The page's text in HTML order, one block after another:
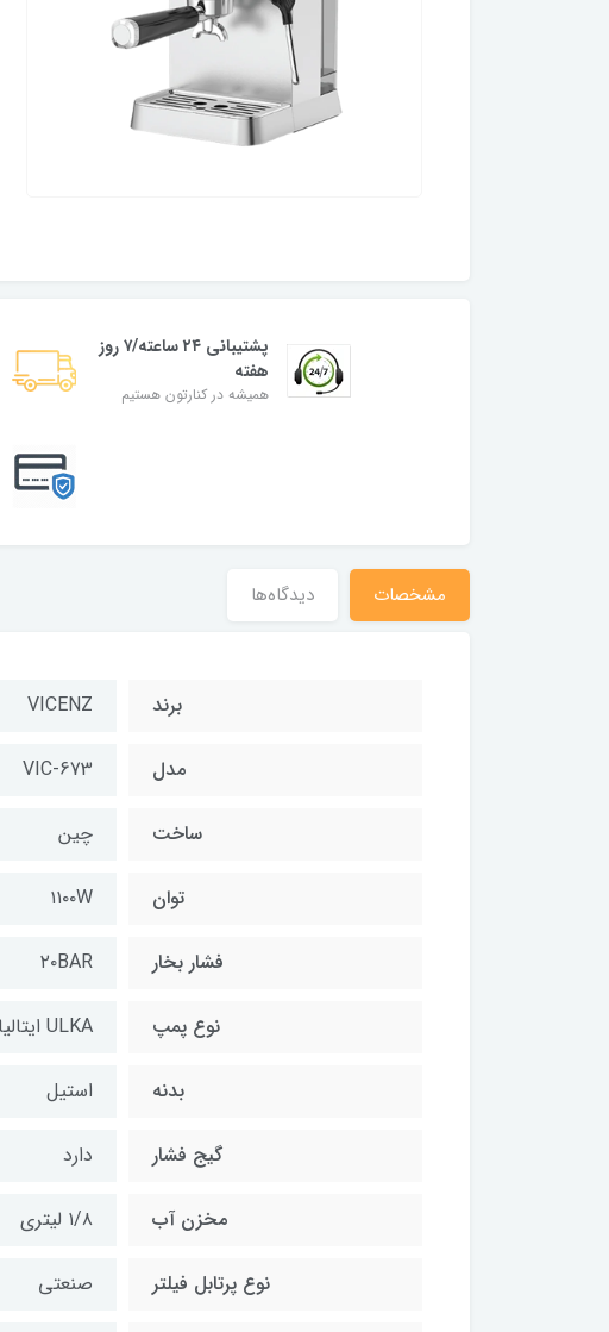
پشتیبانی ۲۴ ساعته/۷ روز
هفته
همیشه در کنارتون هستیم
مشخصات دیدگاه‌ها
برند VICENZ
مدل VIC-673
ساخت چین
توان ۱۱۰۰W
فشار بخار ۲۰BAR
نوع پمپ ULKA ایتالیایی
بدنه استیل
گیج فشار دارد
مخزن آب ۱/۸ لیتری
نوع پرتابل فیلتر صنعتی